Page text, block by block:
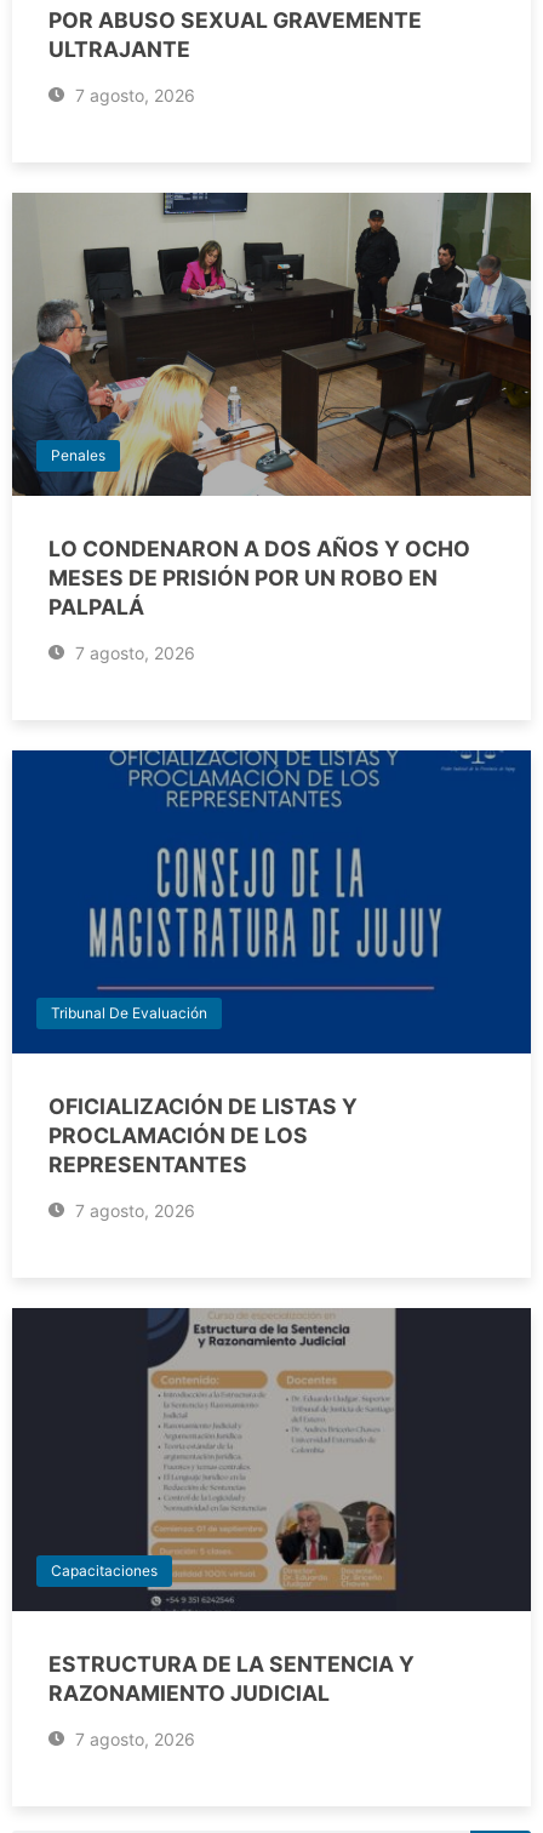
POR ABUSO SEXUAL GRAVEMENTE
ULTRAJANTE
7 agosto, 2026
Penales
LO CONDENARON A DOS AÑOS Y OCHO
MESES DE PRISIÓN POR UN ROBO EN
PALPALÁ
7 agosto, 2026
Tribunal De Evaluación
OFICIALIZACIÓN DE LISTAS Y
PROCLAMACIÓN DE LOS
REPRESENTANTES
7 agosto, 2026
Capacitaciones
ESTRUCTURA DE LA SENTENCIA Y
RAZONAMIENTO JUDICIAL
7 agosto, 2026